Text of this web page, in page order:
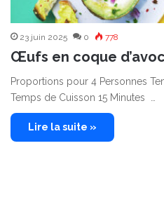
23 juin 2025 0 778
Œufs en coque
Proportions pour 4 Personnes
Temps de Cuisson 15 Minutes …
Lire la suite »